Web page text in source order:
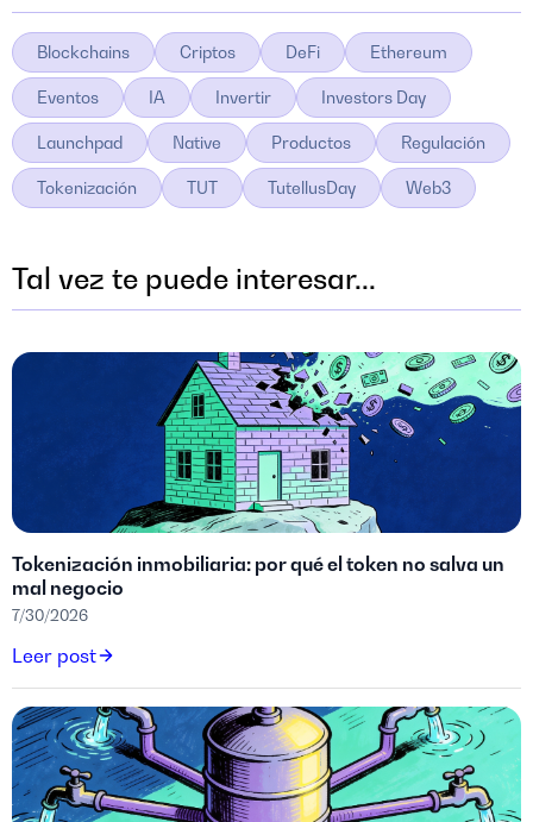
Blockchains Criptos DeFi Ethereum
Eventos IA Invertir Investors Day
Launchpad Native Productos Regulación
Tokenización TUT TutellusDay Web3
Tal vez te puede interesar...
Tokenización inmobiliaria: por qué el token no salva un
mal negocio
7/30/2026
Leer post